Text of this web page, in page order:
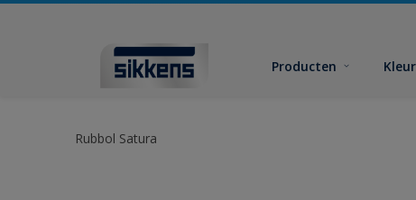
Producten
Rubbol Satura